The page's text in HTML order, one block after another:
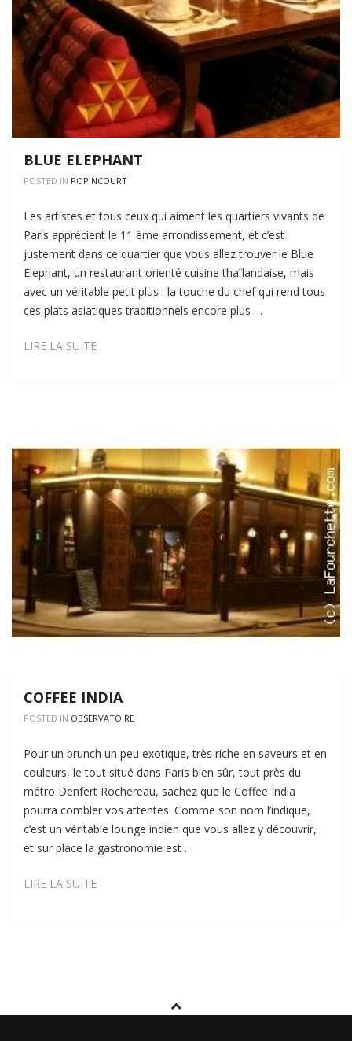
BLUE ELEPHANT
POSTED IN POPINCOURT
Les artistes et tous ceux qui aiment les quartiers vivants de
Paris apprécient le 11 ème arrondissement, et c’est
justement dans ce quartier que vous allez trouver le Blue
Elephant, un restaurant orienté cuisine thaïlandaise, mais
avec un véritable petit plus : la touche du chef qui rend tous
ces plats asiatiques traditionnels encore plus …
LIRE LA SUITEBLUE
COFFEE INDIA
POSTED IN OBSERVATOIRE
Pour un brunch un peu exotique, très riche en saveurs et en
couleurs, le tout situé dans Paris bien sûr, tout près du
métro Denfert Rochereau, sachez que le Coffee India
pourra combler vos attentes. Comme son nom l’indique,
c’est un véritable lounge indien que vous allez y découvrir,
et sur place la gastronomie est …
LIRE LA SUITECOFFEE